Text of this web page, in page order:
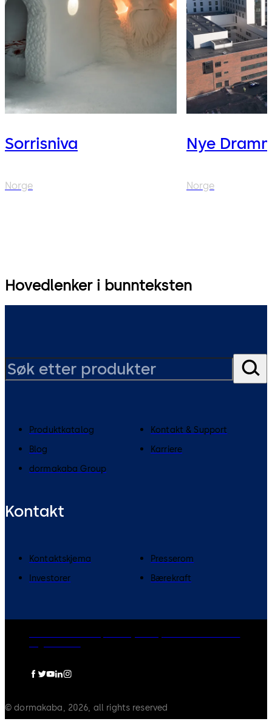
Sorrisniva
Norge
Nye
Norge
Hovedlenker i bunnteksten
Produktkatalog
Kontakt & Support
Blog
Karriere
dormakaba Group
Kontakt
Kontaktskjema
Presserom
Investorer
Bærekraft
© dormakaba, 2026, all rights reserved